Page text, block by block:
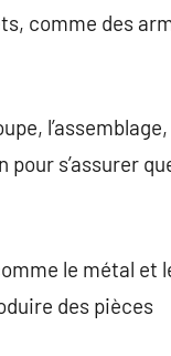
comme des
l’assemblage,
s’assurer
le métal et
des pièces